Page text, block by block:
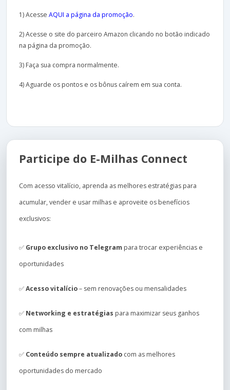
1) Acesse AQUI a página da promoção.
2) Acesse o site do parceiro Amazon clicando no botão indicado
na página da promoção.
3) Faça sua compra normalmente.
4) Aguarde os pontos e os bônus caírem em sua conta.
Participe do E-Milhas Connect
Com acesso vitalício, aprenda as melhores estratégias para
acumular, vender e usar milhas e aproveite os benefícios
exclusivos:
✅ Grupo exclusivo no Telegram para trocar experiências e
oportunidades
✅Acesso vitalício– sem renovações ou mensalidades
✅ Networking e estratégias para maximizar seus ganhos
com milhas
✅ Conteúdo sempre atualizado com as melhores
oportunidades do mercado